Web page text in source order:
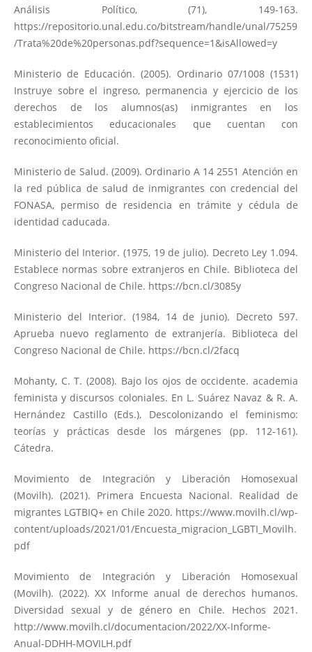
Análisis Político, (71), 149-163.
https://repositorio.unal.edu.co/bitstream/handle/unal/75259
/Trata%20de%20personas.pdf?sequence=1&isAllowed=y
Ministerio de Educación. (2005). Ordinario 07/1008 (1531)
Instruye sobre el ingreso, permanencia y ejercicio de los
derechos de los alumnos(as) inmigrantes en los
establecimientos educacionales que cuentan con
reconocimiento oficial.
Ministerio de Salud. (2009). Ordinario A 14 2551 Atención en
la red pública de salud de inmigrantes con credencial del
FONASA, permiso de residencia en trámite y cédula de
identidad caducada.
Ministerio del Interior. (1975, 19 de julio). Decreto Ley 1.094.
Establece normas sobre extranjeros en Chile. Biblioteca del
Congreso Nacional de Chile. https://bcn.cl/3085y
Ministerio del Interior. (1984, 14 de junio). Decreto 597.
Aprueba nuevo reglamento de extranjería. Biblioteca del
Congreso Nacional de Chile. https://bcn.cl/2facq
Mohanty, C. T. (2008). Bajo los ojos de occidente. academia
feminista y discursos coloniales. En L. Suárez Navaz & R. A.
Hernández Castillo (Eds.), Descolonizando el feminismo:
teorías y prácticas desde los márgenes (pp. 112-161).
Cátedra.
Movimiento de Integración y Liberación Homosexual
(Movilh). (2021). Primera Encuesta Nacional. Realidad de
migrantes LGTBIQ+ en Chile 2020. https://www.movilh.cl/wp-
content/uploads/2021/01/Encuesta_migracion_LGBTI_Movilh.
pdf
Movimiento de Integración y Liberación Homosexual
(Movilh). (2022). XX Informe anual de derechos humanos.
Diversidad sexual y de género en Chile. Hechos 2021.
http://www.movilh.cl/documentacion/2022/XX-Informe-
Anual-DDHH-MOVILH.pdf